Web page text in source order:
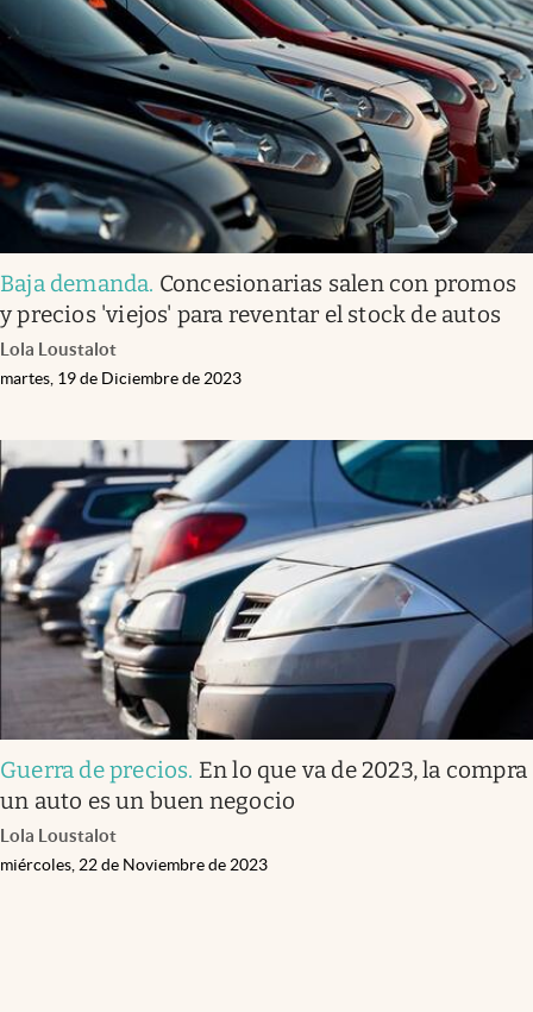
Baja demanda. Concesionarias salen con promos
y precios 'viejos' para reventar el stock de autos
Lola Loustalot
martes, 19 de Diciembre de 2023
Guerra de precios. En lo que va de 2023, la compra
un auto es un buen negocio
Lola Loustalot
miércoles, 22 de Noviembre de 2023